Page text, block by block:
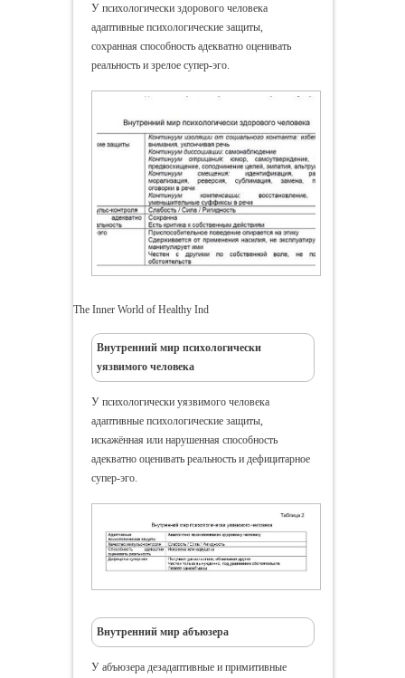
У психологически здорового человека
адаптивные психологические защиты,
сохранная способность адекватно оценивать
реальность и зрелое супер-эго.
The Inner World of Healthy Ind
Внутренний мир психологически
уязвимого человека
У психологически уязвимого человека
адаптивные психологические защиты,
искажённая или нарушенная способность
адекватно оценивать реальность и дефицитарное
супер-эго.
Внутренний мир абъюзера
У абъюзера дезадаптивные и примитивные